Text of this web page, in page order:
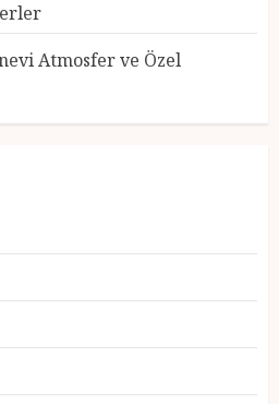
Atmosfer ve Özel
En Güzel Kedileri
ve Özel Hazırlıklar